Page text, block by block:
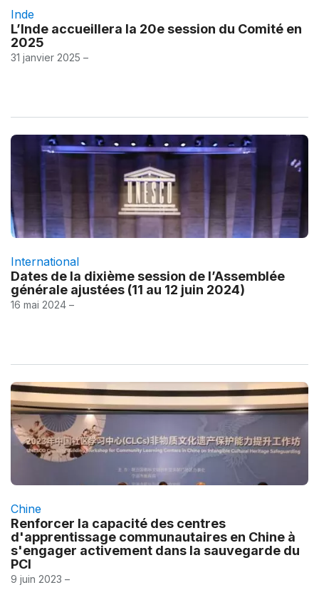
Inde
L’Inde accueillera la 20e session du Comité en
2025
31 janvier 2025 –
International
Dates de la dixième session de l’Assemblée
générale ajustées (11 au 12 juin 2024)
16 mai 2024 –
Chine
Renforcer la capacité des centres
d'apprentissage communautaires en Chine à
s'engager activement dans la sauvegarde du
PCI
9 juin 2023 –